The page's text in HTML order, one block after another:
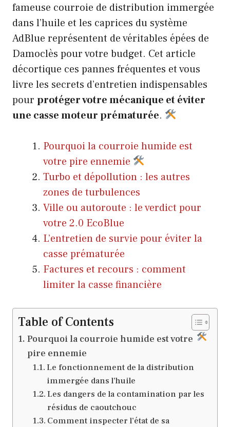
fameuse courroie de distribution immergée
dans l’huile et les caprices du système
AdBlue représentent de véritables épées de
Damoclès pour votre budget. Cet article
décortique ces pannes fréquentes et vous
livre les secrets d’entretien indispensables
pour protéger votre mécanique et éviter
une casse moteur prématurée.
Pourquoi la courroie humide est
votre pire ennemie
Turbo et dépollution : les autres
zones de turbulences
Ville ou autoroute : le verdict pour
votre 2.0 EcoBlue
L’entretien de survie pour éviter la
casse prématurée
Factures et recours : comment
limiter la casse financière
Table of Contents
Pourquoi la courroie humide est votre
pire ennemie
Le fonctionnement de la distribution
immergée dans l’huile
Les dangers de la contamination par les
résidus de caoutchouc
Comment inspecter l’état de sa